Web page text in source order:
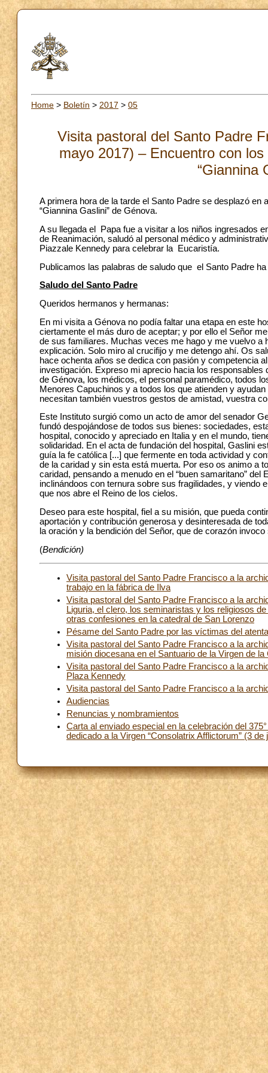
Home > Boletín > 2017 > 05
Visita pastoral del Santo Padre
mayo 2017) – Encuentro con
“Giannina
A primera hora de la tarde el Santo Padre se desplazó
“Giannina Gaslini” de Génova.
A su llegada el Papa fue a visitar a los niños ingresados
de Reanimación, saludó al personal médico y
Piazzale Kennedy para celebrar la Eucaristía.
Publicamos las palabras de saludo que el Santo Padre
Saludo del Santo Padre
Queridos hermanos y hermanas:
En mi visita a Génova no podía faltar una etapa en este
ciertamente el más duro de aceptar; y por ello el Señor
de sus familiares. Muchas veces me hago y me vuelvo a
explicación. Solo miro al crucifijo y me detengo ahí. Os
hace ochenta años se dedica con pasión y competencia
investigación. Expreso mi aprecio hacia los
de Génova, los médicos, el personal paramédico, todos
Menores Capuchinos y a todos los que atienden y
necesitan también vuestros gestos de amistad, vuestra
Este Instituto surgió como un acto de amor del senador
fundó despojándose de todos sus bienes: sociedades,
hospital, conocido y apreciado en Italia y en el mundo,
solidaridad. En el acta de fundación del hospital, Gaslini
guía la fe católica [...] que fermente en toda actividad y
de la caridad y sin esta está muerta. Por eso os animo a
caridad, pensando a menudo en el “buen samaritano”
inclinándoos con ternura sobre sus fragilidades, y
que nos abre el Reino de los cielos.
Deseo para este hospital, fiel a su misión, que pueda
aportación y contribución generosa y desinteresada de
la oración y la bendición del Señor, que de corazón
(Bendición)
Visita pastoral del Santo Padre Francisco a la
trabajo en la fábrica de Ilva
Visita pastoral del Santo Padre Francisco a la
Liguria, el clero, los seminaristas y los religiosos
otras confesiones en la catedral de San Lorenzo
Pésame del Santo Padre por las víctimas del
Visita pastoral del Santo Padre Francisco a la
misión diocesana en el Santuario de la Virgen de la
Visita pastoral del Santo Padre Francisco a la
Plaza Kennedy
Visita pastoral del Santo Padre Francisco a la
Audiencias
Renuncias y nombramientos
Carta al enviado especial en la celebración del
dedicado a la Virgen “Consolatrix Afflictorum” (3 de